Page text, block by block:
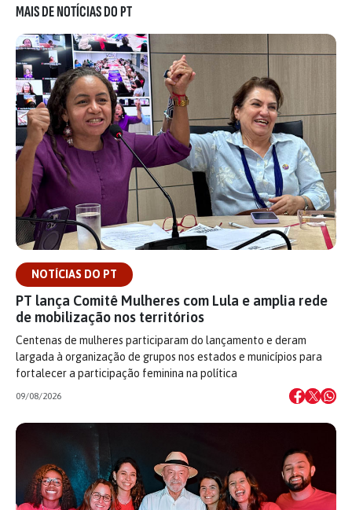
MAIS DE NOTÍCIAS DO PT
NOTÍCIAS DO PT
PT lança Comitê Mulheres com Lula e amplia rede
de mobilização nos territórios
Centenas de mulheres participaram do lançamento e deram
largada à organização de grupos nos estados e municípios para
fortalecer a participação feminina na política
09/08/2026